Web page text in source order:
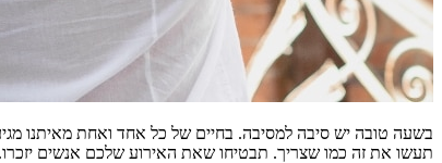
בשעה טובה יש סיבה למסיבה. בחיים של כל אחד ואחת מאיתנו
תעשו את זה כמו שצריך. תבטיחו שאת האירוע שלכם אנשים